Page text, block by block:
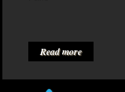
Read more